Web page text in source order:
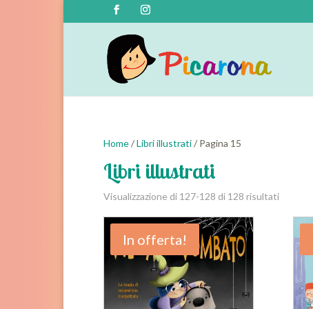
Home/Libri illustrati/ Pagina 15
Libri illustrati
Visualizzazione di 127-128 di 128 risultati
In offerta!